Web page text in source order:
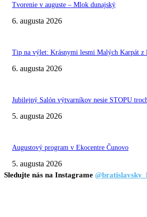
Tvorenie v auguste – Mlok dunajský
6. augusta 2026
Tip na výlet: Krásnymi lesmi Malých Karpát z
6. augusta 2026
Jubilejný Salón výtvarníkov nesie STOPU
5. augusta 2026
Augustový program v Ekocentre Čunovo
5. augusta 2026
Sledujte nás na Instagrame